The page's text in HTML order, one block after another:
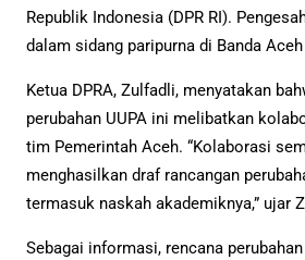
Republik Indonesia (DPR RI).
dalam sidang paripurna di Banda
Ketua DPRA, Zulfadli, menyatakan
perubahan UUPA ini melibatkan
tim Pemerintah Aceh. “Kolaborasi
menghasilkan draf rancangan
termasuk naskah akademiknya,” ujar
Sebagai informasi, rencana